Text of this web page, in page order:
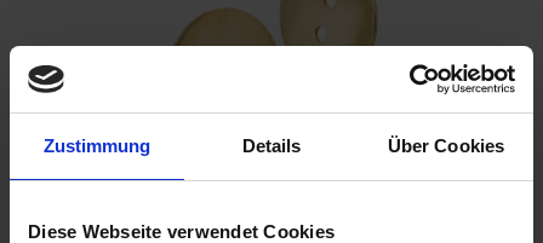
Zustimmung Details Über Cookies
Diese Webseite verwendet Cookies
15,50 €